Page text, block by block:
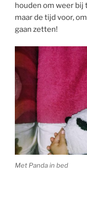
houden om weer bij
maar de tijd voor,
gaan zetten!
Met Panda in bed